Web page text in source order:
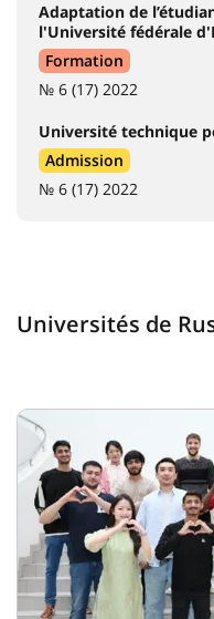
Adaptation de
l'Université fédérale
Formation
№ 6 (17) 2022
Université technique
Admission
№ 6 (17) 2022
Universités de